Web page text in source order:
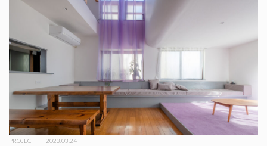
PROJECT 2023.03.24